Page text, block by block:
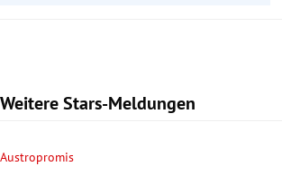
Weitere Stars-Meldungen
Austropromis